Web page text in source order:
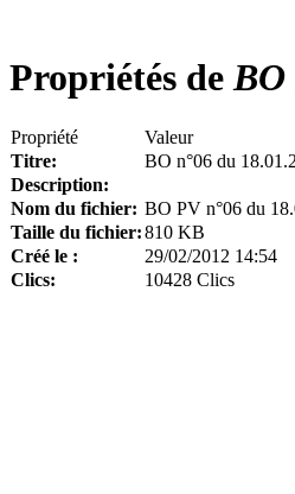
Propriétés deBO
Propriété
Valeur
Titre:
BO n°06 du
Description:
Nom du fichier: BO PV n°06 du
Taille du fichier:810 KB
Créé le :
29/02/2012 14:54
Clics:
10428 Clics